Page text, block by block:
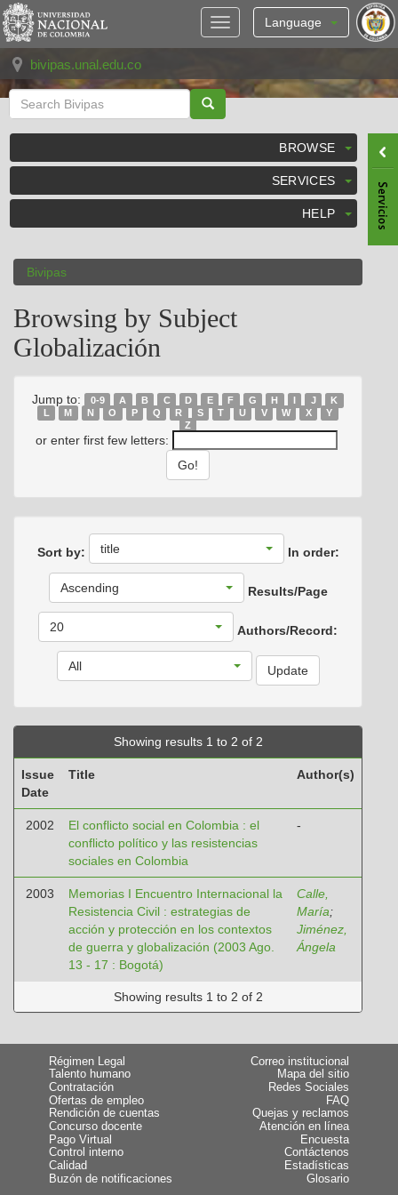
Skip
navigation
Language
bivipas.unal.edu.co
BROWSE
SERVICES
HELP
Bivipas
Browsing by Subject
Globalización
Jump to: 0-9 A B C D E F G H I J
K
L
M N O P Q R S T U V W X
Y
Z
or enter first few letters:
Sort by: title In order:
Ascending Results/Page
20 Authors/Record:
All
Showing results 1 to 2 of 2
Issue
Date
Title Author(s)
2002
El conflicto social en Colombia : el
conflicto político y las resistencias
sociales en Colombia
-
2003
Memorias I Encuentro Internacional la
Resistencia Civil : estrategias de
acción y protección en los contextos
de guerra y globalización (2003 Ago.
13 - 17 : Bogotá)
Calle,
María;
Jiménez,
Ángela
Showing results 1 to 2 of 2
Régimen Legal
Talento humano
Contratación
Ofertas de empleo
Rendición de cuentas
Concurso docente
Pago Virtual
Control interno
Calidad
Buzón de notificaciones
Correo institucional
Mapa del sitio
Redes Sociales
FAQ
Quejas y reclamos
Atención en línea
Encuesta
Contáctenos
Estadísticas
Glosario